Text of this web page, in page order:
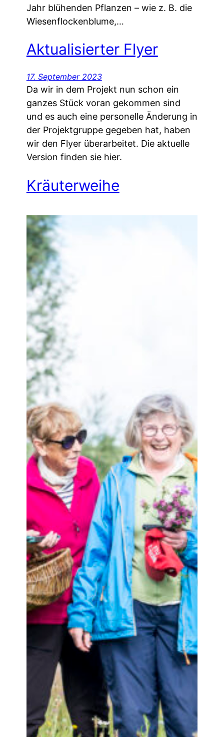
Jahr blühenden Pflanzen – wie z. B. die
Wiesenflockenblume,…
Aktualisierter Flyer
17. September 2023
Da wir in dem Projekt nun schon ein
ganzes Stück voran gekommen sind
und es auch eine personelle Änderung in
der Projektgruppe gegeben hat, haben
wir den Flyer überarbeitet. Die aktuelle
Version finden sie hier.
Kräuterweihe